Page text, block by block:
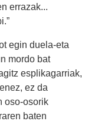
errazak...
egin duela-eta
mordo bat
esplikagarriak,
ez da
oso-osorik
baten